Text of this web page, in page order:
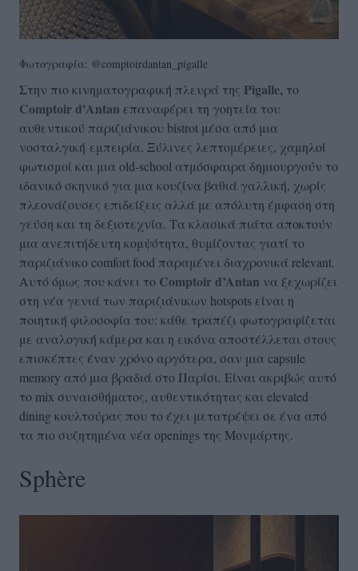
Φωτογραφία: @comptoirdantan_pigalle
Στην πιο κινηματογραφική πλευρά της Pigalle, το
Comptoir d'Antan επαναφέρει τη γοητεία του
αυθεντικού παριζιάνικου bistrot μέσα από μια
νοσταλγική εμπειρία. Ξύλινες λεπτομέρειες, χαμηλοί
φωτισμοί και μια old-school ατμόσφαιρα δημιουργούν το
ιδανικό σκηνικό για μια κουζίνα βαθιά γαλλική, χωρίς
πλεονάζουσες επιδείξεις αλλά με απόλυτη έμφαση στη
γεύση και τη δεξιοτεχνία. Τα κλασικά πιάτα αποκτούν
μια ανεπιτήδευτη κομψότητα, θυμίζοντας γιατί το
παριζιάνικο comfort food παραμένει διαχρονικά relevant.
Αυτό όμως που κάνει το Comptoir d’Antan να ξεχωρίζει
στη νέα γενιά των παριζιάνικων hotspots είναι η
ποιητική φιλοσοφία του: κάθε τραπέζι φωτογραφίζεται
με αναλογική κάμερα και η εικόνα αποστέλλεται στους
επισκέπτες έναν χρόνο αργότερα, σαν μια capsule
memory από μια βραδιά στο Παρίσι. Είναι ακριβώς αυτό
το mix συναισθήματος, αυθεντικότητας και elevated
dining κουλτούρας που το έχει μετατρέψει σε ένα από
τα πιο συζητημένα νέα openings της Μονμάρτης.
Sphère